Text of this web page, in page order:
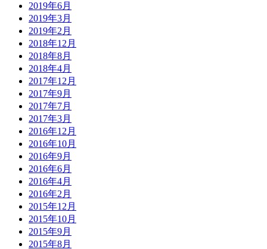
2019年6月
2019年3月
2019年2月
2018年12月
2018年8月
2018年4月
2017年12月
2017年9月
2017年7月
2017年3月
2016年12月
2016年10月
2016年9月
2016年6月
2016年4月
2016年2月
2015年12月
2015年10月
2015年9月
2015年8月